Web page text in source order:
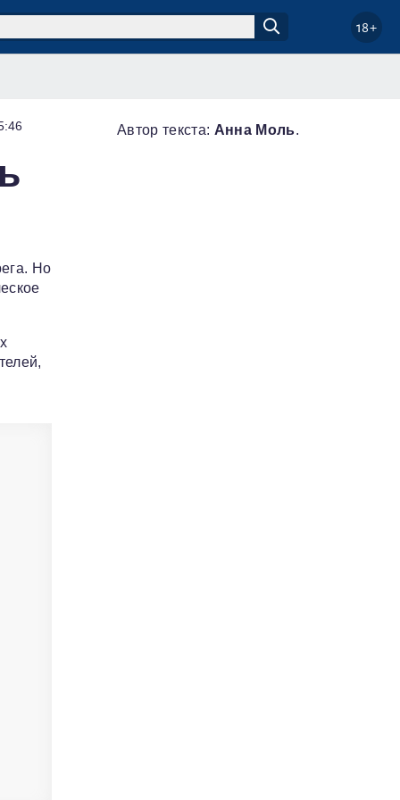
18+
Но
Автор текста: Анна Моль.